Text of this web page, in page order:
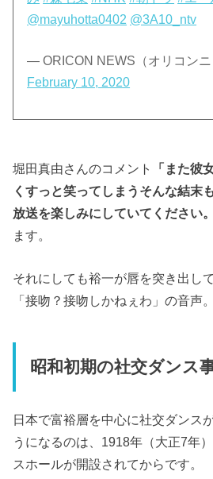
@mayuhotta0402 @3A10_ntv
— ORICON NEWS（オリコン
February 10, 2020
堀田真由さんのコメント
「また彼
くすっと笑ってしまうそんな結末
放送を楽しみにしていてください。
ます。
それにしても裕一が唇を突き出し
「接吻？接吻しかねぇわ」の音声
昭和初期の社交ダンス
日本で富裕層を中心に社交ダンス
うになるのは、1918年（大正7年
スホールが開設されてからです。